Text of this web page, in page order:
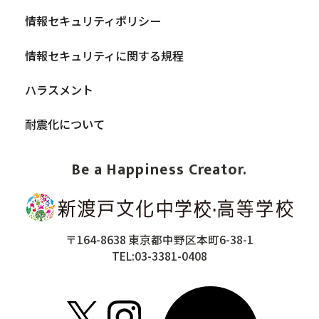
Be a Happiness Creator.
〒164-8638 東京都中野区本町6-38-1
TEL:03-3381-0408
情報セキュリティポリシー
情報セキュリティに関する規程
ハラスメント
耐震化について